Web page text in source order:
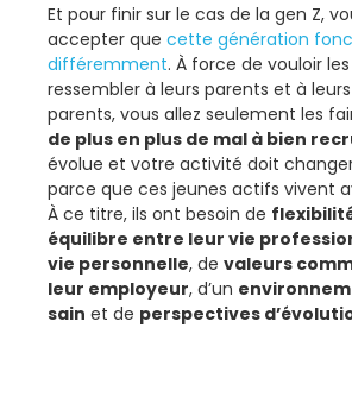
Et pour finir sur le cas de la gen Z,
accepter que cette génération
différemment. À force de vouloir
ressembler à leurs parents et à
parents, vous allez seulement les
de plus en plus de mal à bien
évolue et votre activité doit
parce que ces jeunes actifs vivent
À ce titre, ils ont besoin de
équilibre entre leur vie
vie personnelle, de valeurs
leur employeur, d’un
sain et de perspectives